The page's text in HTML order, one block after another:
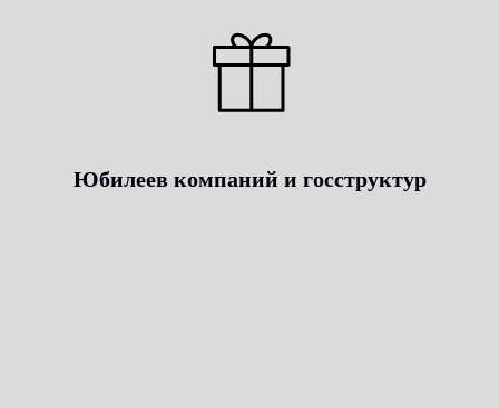
Юбилеев компаний и госструктур